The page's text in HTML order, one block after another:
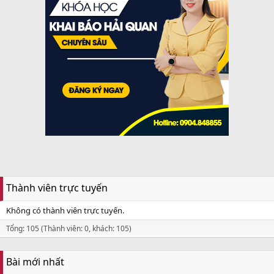
Thành viên trực tuyến
Không có thành viên trực tuyến.
Tổng: 105 (Thành viên: 0, khách: 105)
Bài mới nhất